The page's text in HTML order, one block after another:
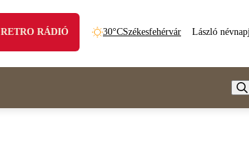
RETRO RÁDIÓ 30°CSzékesfehérvár László